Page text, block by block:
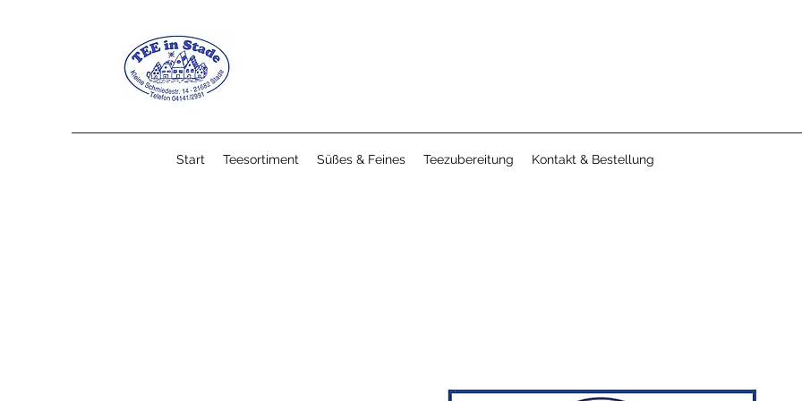
Start Teesortiment Süßes & Feines Teezubereitung Kontakt & Bestellung